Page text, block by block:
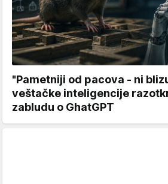
"Pametniji od pacova - ni
veštačke inteligencije
zabludu o GhatGPT